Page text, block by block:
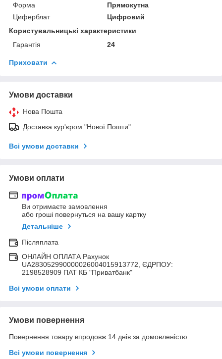
Форма
Прямокутна
Циферблат
Цифровий
Користувальницькі характеристики
Гарантія
24
Приховати
Умови доставки
Нова Пошта
Доставка кур'єром "Нової Пошти"
Всі умови доставки
Умови оплати
Ви отримаєте замовлення
або гроші повернуться на вашу картку
Детальніше
Післяплата
ОНЛАЙН ОПЛАТА Рахунок
UA283052990000026004015913772, ЄДРПОУ:
2198528909 ПАТ КБ "Приватбанк"
Всі умови оплати
Умови повернення
Повернення товару впродовж 14 днів за домовленістю
Всі умови повернення